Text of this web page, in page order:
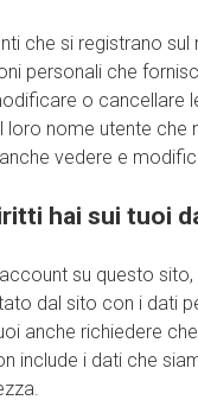
che si registrano
personali che
o cancellare
loro nome utente che
vedere e
hai sui tuoi
su questo
dal sito con i dati
anche richiedere
include i dati che